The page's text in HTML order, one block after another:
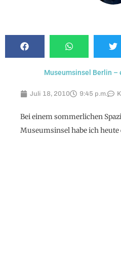
Museumsinsel Berlin –
Juli 18, 2010 9:45 p.m.
Bei einem sommerlichen
Museumsinsel habe ich heute